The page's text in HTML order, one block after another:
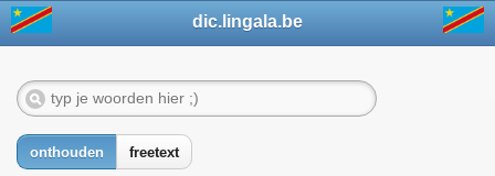
dic.lingala.be
onthouden freetext